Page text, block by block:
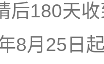
后180天
8月25日